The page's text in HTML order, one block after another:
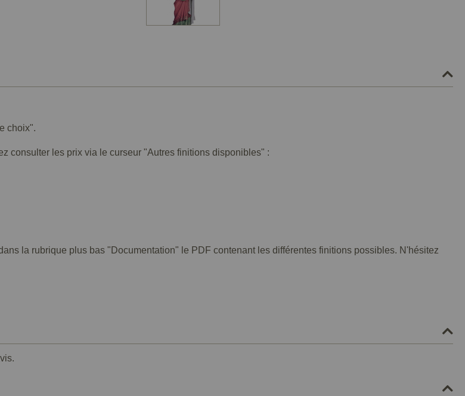
choix".
consulter les prix via le curseur "Autres finitions disponibles" :
la rubrique plus bas "Documentation" le PDF contenant les différentes finitions possibles. N'hésitez